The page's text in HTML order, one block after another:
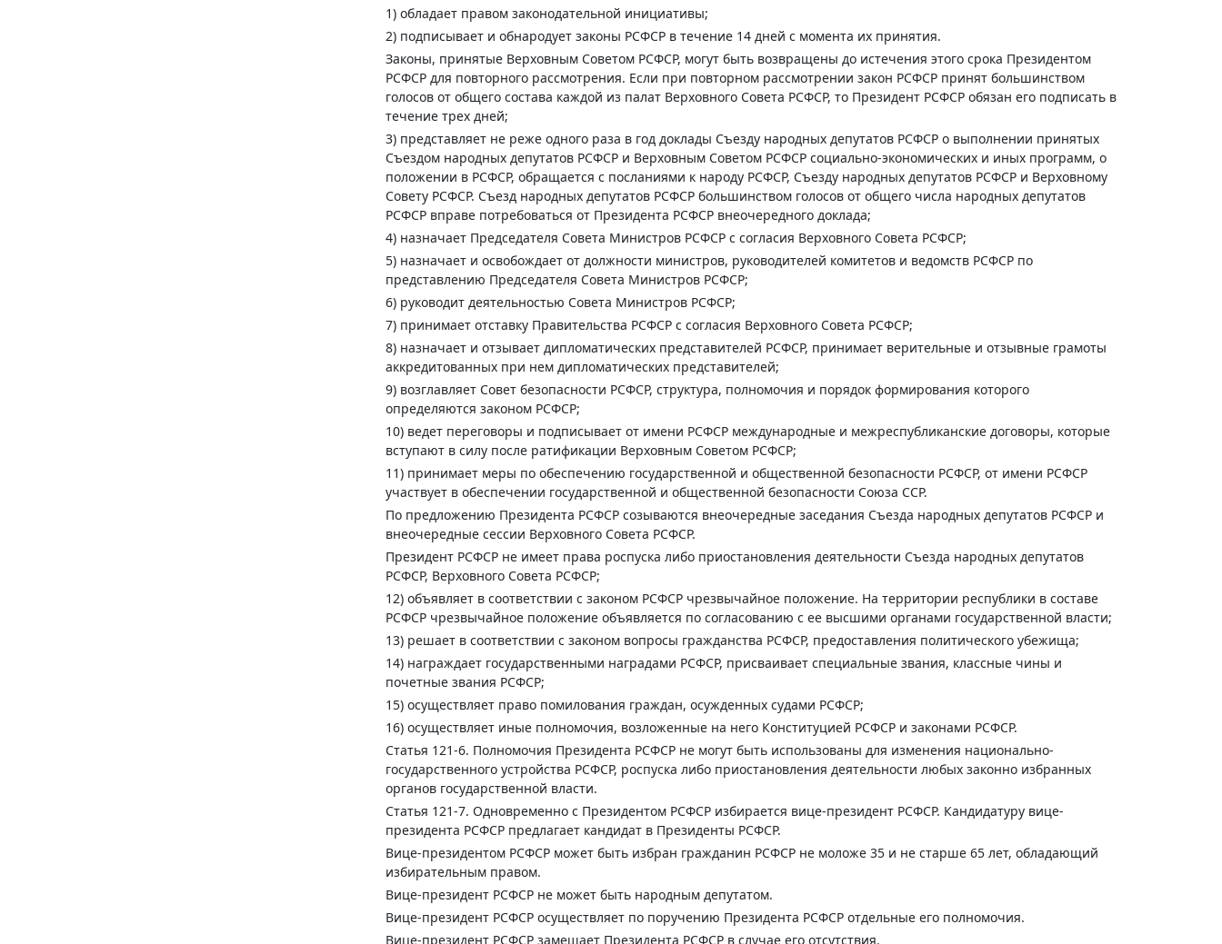
1) обладает правом законодательной инициативы;
2) подписывает и обнародует законы РСФСР в течение 14 дней с момента их принятия.
Законы, принятые Верховным Советом РСФСР, могут быть возвращены до истечения этого срока Президентом
РСФСР для повторного рассмотрения. Если при повторном рассмотрении закон РСФСР принят большинством
голосов от общего состава каждой из палат Верховного Совета РСФСР, то Президент РСФСР обязан его подписать в
течение трех дней;
3) представляет не реже одного раза в год доклады Съезду народных депутатов РСФСР о выполнении принятых
Съездом народных депутатов РСФСР и Верховным Советом РСФСР социально-экономических и иных программ, о
положении в РСФСР, обращается с посланиями к народу РСФСР, Съезду народных депутатов РСФСР и Верховному
Совету РСФСР. Съезд народных депутатов РСФСР большинством голосов от общего числа народных депутатов
РСФСР вправе потребоваться от Президента РСФСР внеочередного доклада;
4) назначает Председателя Совета Министров РСФСР с согласия Верховного Совета РСФСР;
5) назначает и освобождает от должности министров, руководителей комитетов и ведомств РСФСР по
представлению Председателя Совета Министров РСФСР;
6) руководит деятельностью Совета Министров РСФСР;
7) принимает отставку Правительства РСФСР с согласия Верховного Совета РСФСР;
8) назначает и отзывает дипломатических представителей РСФСР, принимает верительные и отзывные грамоты
аккредитованных при нем дипломатических представителей;
9) возглавляет Совет безопасности РСФСР, структура, полномочия и порядок формирования которого
определяются законом РСФСР;
10) ведет переговоры и подписывает от имени РСФСР международные и межреспубликанские договоры, которые
вступают в силу после ратификации Верховным Советом РСФСР;
11) принимает меры по обеспечению государственной и общественной безопасности РСФСР, от имени РСФСР
участвует в обеспечении государственной и общественной безопасности Союза ССР.
По предложению Президента РСФСР созываются внеочередные заседания Съезда народных депутатов РСФСР и
внеочередные сессии Верховного Совета РСФСР.
Президент РСФСР не имеет права роспуска либо приостановления деятельности Съезда народных депутатов
РСФСР, Верховного Совета РСФСР;
12) объявляет в соответствии с законом РСФСР чрезвычайное положение. На территории республики в составе
РСФСР чрезвычайное положение объявляется по согласованию с ее высшими органами государственной власти;
13) решает в соответствии с законом вопросы гражданства РСФСР, предоставления политического убежища;
14) награждает государственными наградами РСФСР, присваивает специальные звания, классные чины и
почетные звания РСФСР;
15) осуществляет право помилования граждан, осужденных судами РСФСР;
16) осуществляет иные полномочия, возложенные на него Конституцией РСФСР и законами РСФСР.
Статья 121-6. Полномочия Президента РСФСР не могут быть использованы для изменения национально-
государственного устройства РСФСР, роспуска либо приостановления деятельности любых законно избранных
органов государственной власти.
Статья 121-7. Одновременно с Президентом РСФСР избирается вице-президент РСФСР. Кандидатуру вице-
президента РСФСР предлагает кандидат в Президенты РСФСР.
Вице-президентом РСФСР может быть избран гражданин РСФСР не моложе 35 и не старше 65 лет, обладающий
избирательным правом.
Вице-президент РСФСР не может быть народным депутатом.
Вице-президент РСФСР осуществляет по поручению Президента РСФСР отдельные его полномочия.
Вице-президент РСФСР замещает Президента РСФСР в случае его отсутствия.